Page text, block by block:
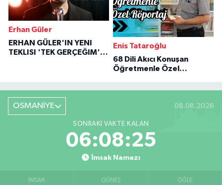
Erhan Güler
ERHAN GÜLER'IN YENI
TEKLISI 'TEK GERÇEĞIM'LE
Enis Tataroğlu
68 Dili Akıcı Konuşan
Öğretmenle Özel
OSMANİYE 08.08.2026
SONRAKI VAKTE KALAN
06:08:24
İmsak Namazı
İMSAK GÜNEŞ ÖĞLE